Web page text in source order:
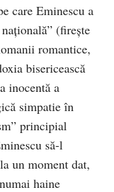
care Eminescu a
(fireşte
romantice,
bisericească
inocentă a
simpatie în
principial
să-l
un moment dat,
haine